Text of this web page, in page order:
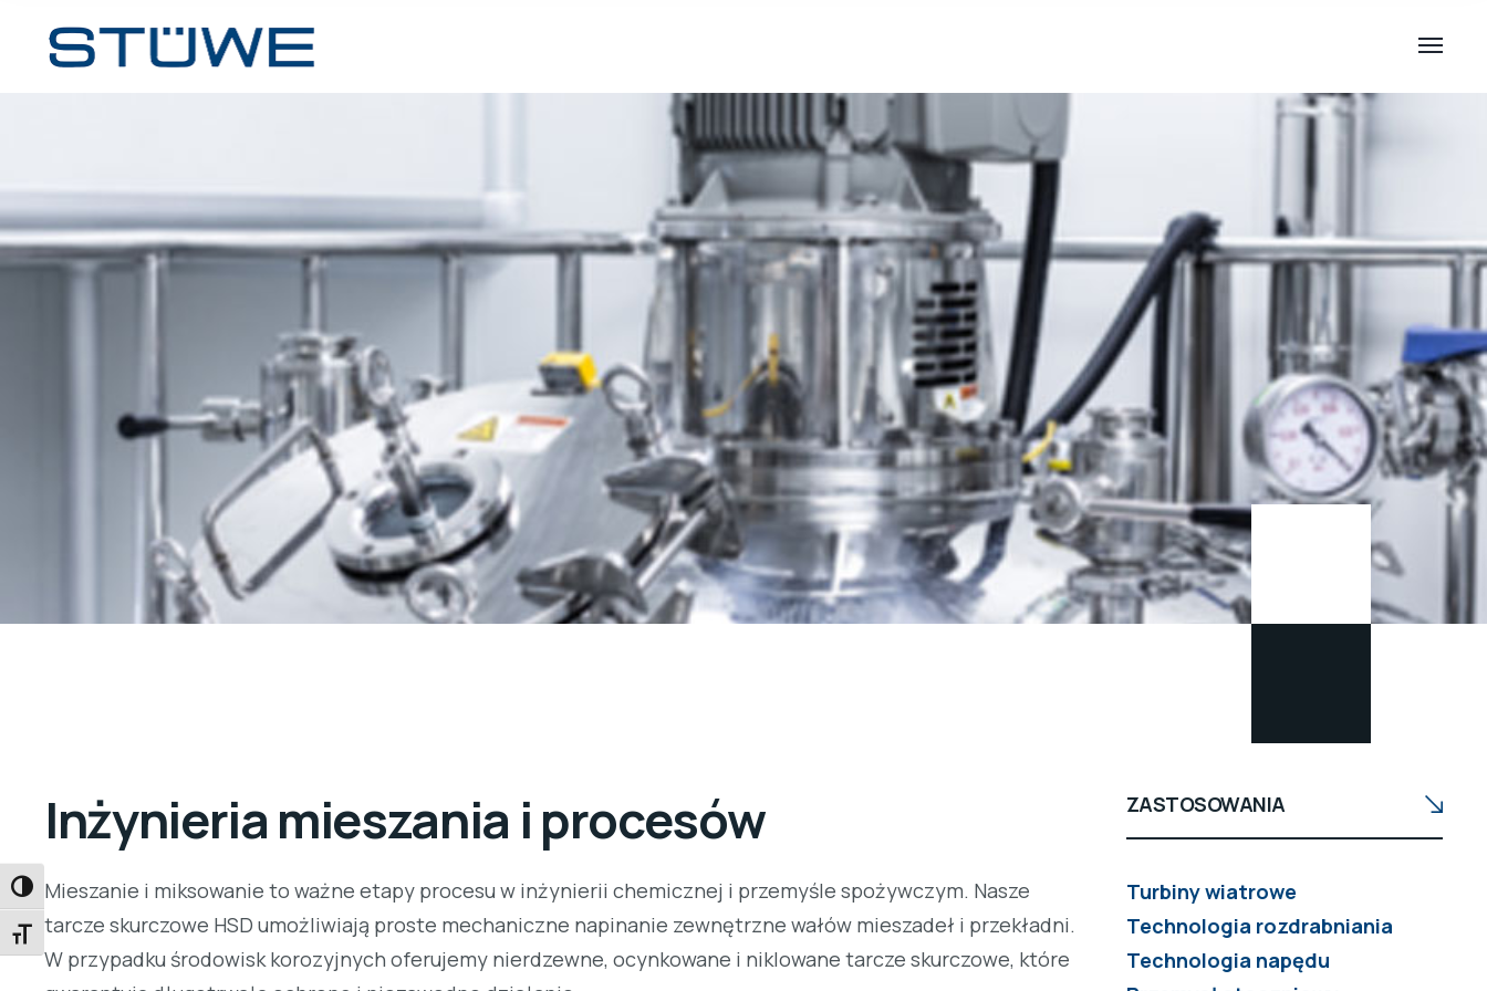
PRZEŁĄCZANIE WYSOKIEGO KONTRASTU
PRZEŁĄCZANIE ROZMIARU CZCIONKI
Inżynieria mieszania i procesów
Mieszanie i miksowanie to ważne etapy procesu w inżynierii chemicznej i przemyśle spożywczym. Nasze
tarcze skurczowe HSD umożliwiają proste mechaniczne napinanie zewnętrzne wałów mieszadeł i przekładni.
W przypadku środowisk korozyjnych oferujemy nierdzewne, ocynkowane i niklowane tarcze skurczowe, które
ZASTOSOWANIA
Turbiny wiatrowe
Technologia rozdrabniania
Technologia napędu